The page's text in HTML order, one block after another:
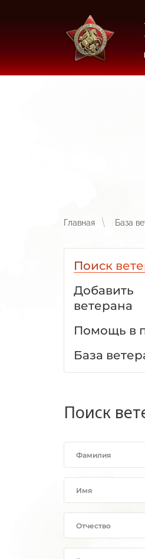
Главная База
Поиск
Добавить
ветерана
Помощь в
База
Поиск